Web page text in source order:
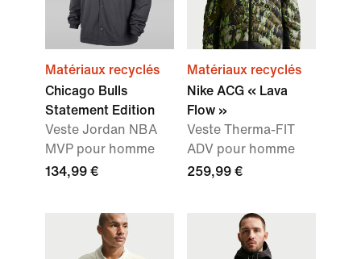
Matériaux recyclés
Chicago Bulls
Statement Edition
Veste Jordan NBA
MVP pour homme
134,99 €
Matériaux recyclés
Nike ACG « Lava
Flow »
Veste Therma-FIT
ADV pour homme
259,99 €